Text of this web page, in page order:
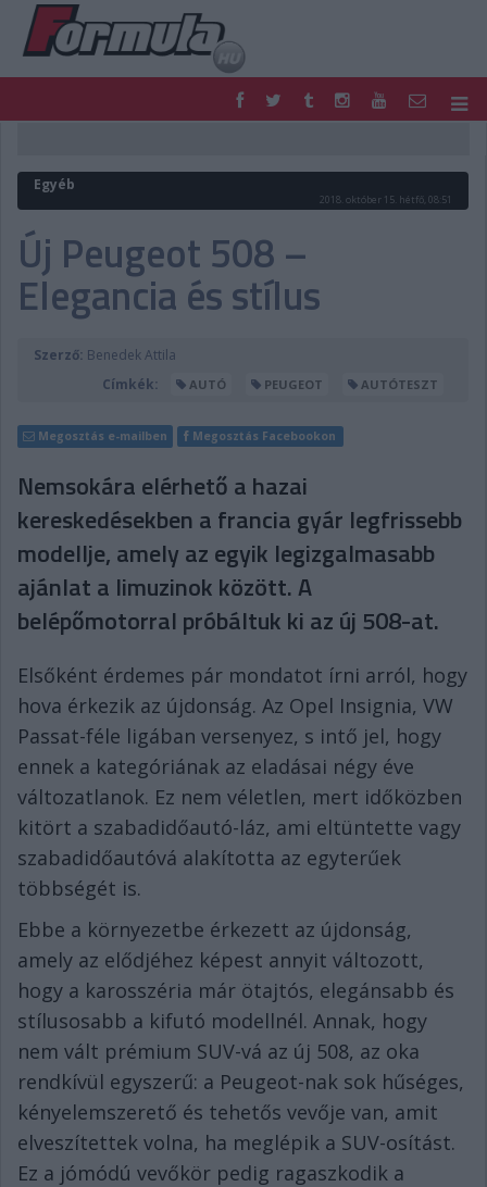
FORMULA
MOTOR
RETRO
PODCAST
SHOP
LIVE
TIPPJÁTÉK
DIGITÁLIS MAGAZIN
PONTÁLLÁSOK
Egyéb
2018. október 15. hétfő, 08:51
Új Peugeot 508 –
Elegancia és stílus
Szerző: Benedek Attila
Címkék:
AUTÓ PEUGEOT AUTÓTESZT
Megosztás e-mailben Megosztás Facebookon
Nemsokára elérhető a hazai
kereskedésekben a francia gyár legfrissebb
modellje, amely az egyik legizgalmasabb
ajánlat a limuzinok között. A
belépőmotorral próbáltuk ki az új 508-at.
Elsőként érdemes pár mondatot írni arról, hogy
hova érkezik az újdonság. Az Opel Insignia, VW
Passat-féle ligában versenyez, s intő jel, hogy
ennek a kategóriának az eladásai négy éve
változatlanok. Ez nem véletlen, mert időközben
kitört a szabadidőautó-láz, ami eltüntette vagy
szabadidőautóvá alakította az egyterűek
többségét is.
Ebbe a környezetbe érkezett az újdonság,
amely az elődjéhez képest annyit változott,
hogy a karosszéria már ötajtós, elegánsabb és
stílusosabb a kifutó modellnél. Annak, hogy
nem vált prémium SUV-vá az új 508, az oka
rendkívül egyszerű: a Peugeot-nak sok hűséges,
kényelemszerető és tehetős vevője van, amit
elveszítettek volna, ha meglépik a SUV-osítást.
Ez a jómódú vevőkör pedig ragaszkodik a